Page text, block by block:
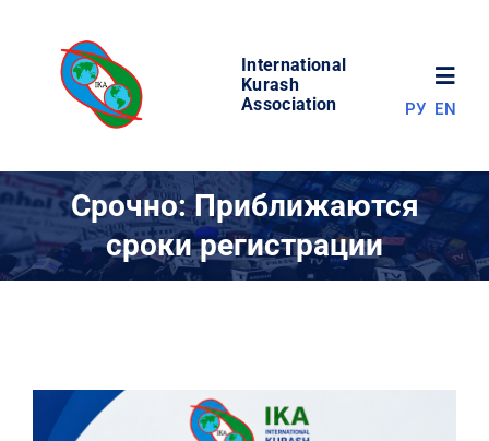
content
International
Kurash
Association
МИР КУРАША
РУ EN
Срочно: Приближаются
сроки регистрации